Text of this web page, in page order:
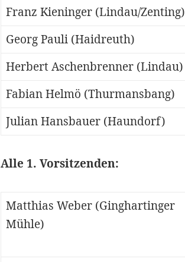
Franz Kieninger (Lindau/Zenting)
Georg Pauli (Haidreuth)
Herbert Aschenbrenner (Lindau)
Fabian Helmö (Thurmansbang)
Julian Hansbauer (Haundorf)
Alle 1. Vorsitzenden:
Matthias Weber (Ginghartinger
Mühle)